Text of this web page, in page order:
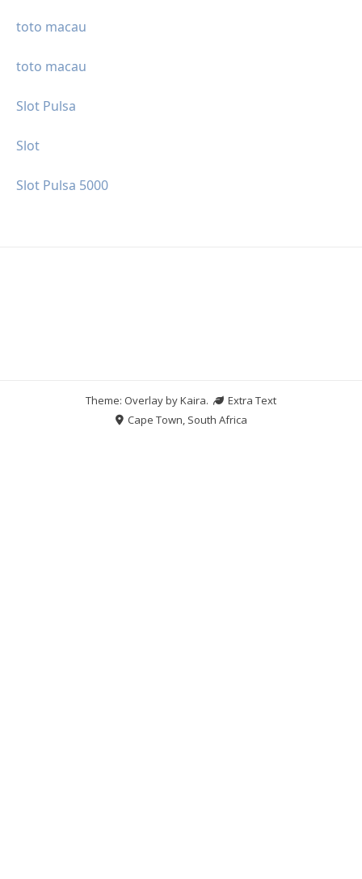
toto macau
toto macau
Slot Pulsa
Slot
Slot Pulsa 5000
Theme: Overlay byKaira.
Extra Text
Cape Town, South Africa